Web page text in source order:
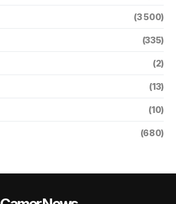
(3 500)
(335)
(2)
(13)
(10)
(680)